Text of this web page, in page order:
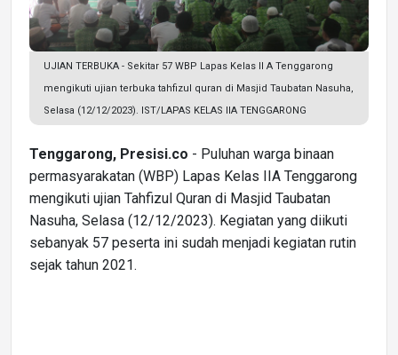
UJIAN TERBUKA - Sekitar 57 WBP Lapas Kelas II A Tenggarong
mengikuti ujian terbuka tahfizul quran di Masjid Taubatan Nasuha,
Selasa (12/12/2023). IST/LAPAS KELAS IIA TENGGARONG
Tenggarong, Presisi.co - Puluhan warga binaan
permasyarakatan (WBP) Lapas Kelas IIA Tenggarong
mengikuti ujian Tahfizul Quran di Masjid Taubatan
Nasuha, Selasa (12/12/2023). Kegiatan yang diikuti
sebanyak 57 peserta ini sudah menjadi kegiatan rutin
sejak tahun 2021.